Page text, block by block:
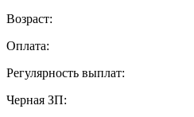
Возраст:
Оплата:
Регулярность выплат:
Черная ЗП: